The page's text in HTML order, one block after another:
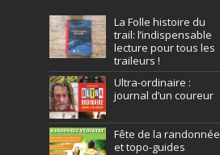
La Folle histoire du
trail: l’indispensable
lecture pour tous les
traileurs !
Ultra-ordinaire :
journal d’un coureur
Fête de la randonnée
et topo-guides